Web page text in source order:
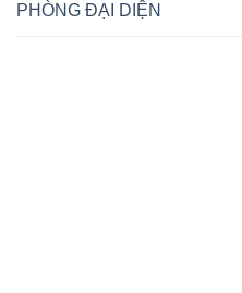
PHÒNG ĐẠI DIỆN